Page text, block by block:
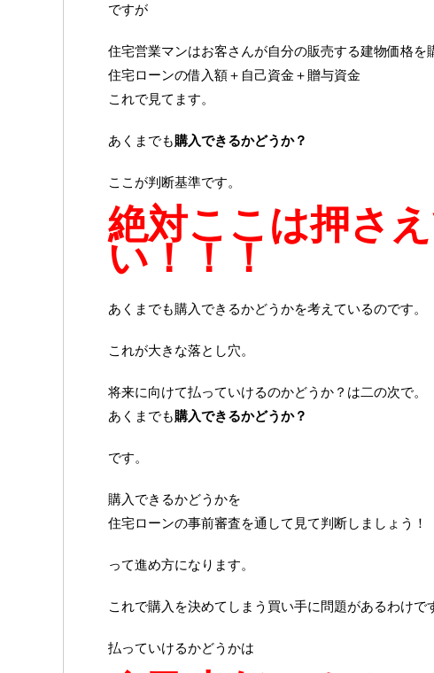
ですが
住宅営業マンはお客さんが自分の販売する建物価格を
住宅ローンの借入額＋自己資金＋贈与資金
これで見てます。
あくまでも購入できるかどうか？
ここが判断基準です。
絶対ここは押さ
い！！！
あくまでも購入できるかどうかを考えているのです。
これが大きな落とし穴。
将来に向けて払っていけるのかどうか？は二の次で。
あくまでも購入できるかどうか？
です。
購入できるかどうかを
住宅ローンの事前審査を通して見て判断しましょう！
って進め方になります。
これで購入を決めてしまう買い手に問題があるわけで
払っていけるかどうかは